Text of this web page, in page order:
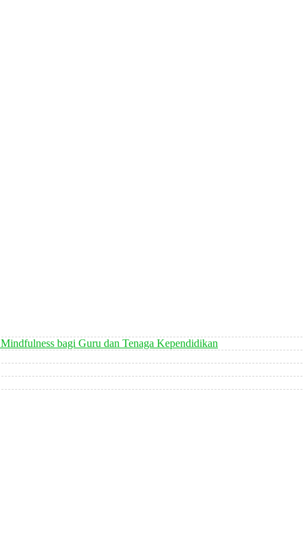
bagi Guru dan Tenaga Kependidikan